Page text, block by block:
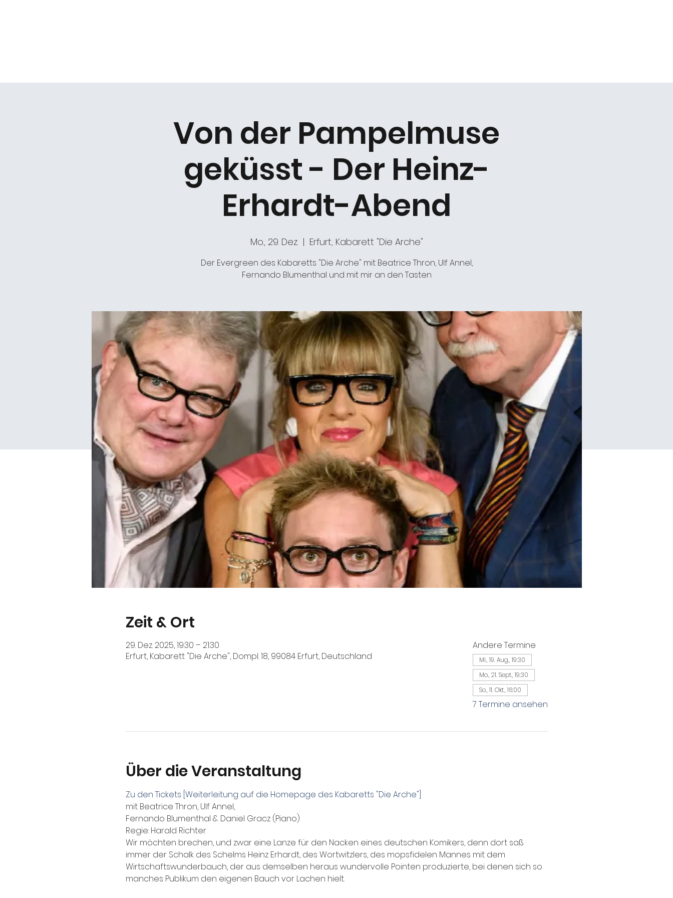
Von der Pampelmuse
geküsst - Der Heinz-
Erhardt-Abend
Mo., 29. Dez.
  |
Erfurt, Kabarett "Die Arche"
Der Evergreen des Kabaretts "Die Arche" mit Beatrice Thron, Ulf Annel,
Fernando Blumenthal und mit mir an den Tasten
Zeit & Ort
29. Dez. 2025, 19:30 – 21:30
Erfurt, Kabarett "Die Arche", Dompl. 18, 99084 Erfurt, Deutschland
Andere Termine
Mi., 19. Aug., 19:30
Mo., 21. Sept., 19:30
So., 11. Okt., 16:00
7 Termine ansehen
Über die Veranstaltung
Zu den Tickets [Weiterleitung auf die Homepage des Kabaretts "Die Arche"]
mit Beatrice Thron, Ulf Annel,
Fernando Blumenthal & Daniel Gracz (Piano)
Regie: Harald Richter
Wir möchten brechen, und zwar eine Lanze für den Nacken eines deutschen Komikers, denn dort saß
immer der Schalk des Schelms Heinz Erhardt, des Wortwitzlers, des mopsfidelen Mannes mit dem
Wirtschaftswunderbauch, der aus demselben heraus wundervolle Pointen produzierte, bei denen sich so
manches Publikum den eigenen Bauch vor Lachen hielt.